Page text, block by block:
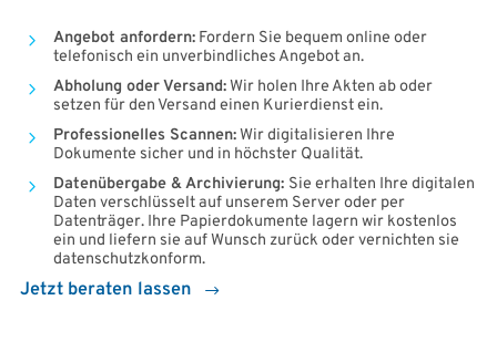
Angebot anfordern: Fordern Sie bequem online oder
telefonisch ein unverbindliches Angebot an.
Abholung oder Versand:Wir holen Ihre Akten ab oder
setzen für den Versand einen Kurier­dienst ein.
Professionelles Scannen:Wir digitalisieren Ihre
Dokumente sicher und in höchster Qualität.
Datenübergabe & Archivierung: Sie erhalten Ihre digitalen
Daten verschlüsselt auf unserem Server oder per
Datenträger. Ihre Papierdokumente lagern wir kostenlos
ein und liefern sie auf Wunsch zurück oder vernichten sie
datenschutzkonform.
Jetzt beraten lassen